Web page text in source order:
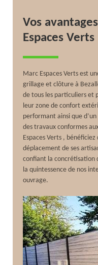
Vos
Espaces Verts
Marc Espaces Verts est
grillage et clôture à
de tous les particuliers et
leur zone de confort
performant ainsi que
des travaux conformes
Espaces Verts ,
déplacement de ses
confiant la concrétisation
la quintessence de nos
ouvrage.